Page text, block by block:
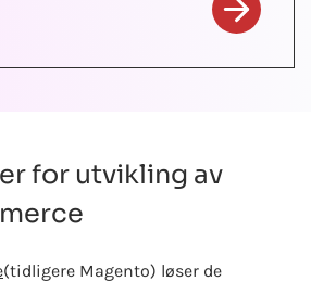
for utvikling av
(tidligere Magento) løser de